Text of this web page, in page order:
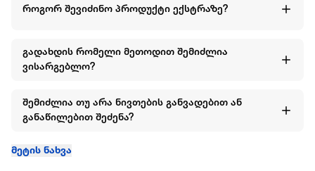
როგორ შევიძინო პროდუქტი ექსტრაზე?
გადახდის რომელი მეთოდით შემიძლია
ვისარგებლო?
შემიძლია თუ არა ნივთების განვადებით ან
განაწილებით შეძენა?
მეტის ნახვა